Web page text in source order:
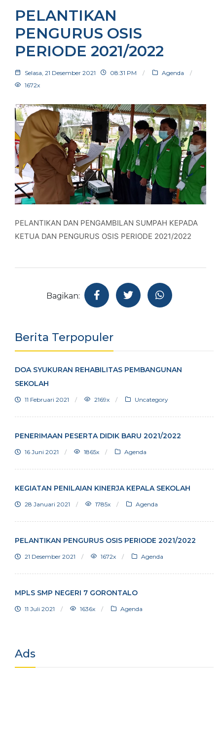
PELANTIKAN
PENGURUS OSIS
PERIODE 2021/2022
Selasa, 21 Desember 2021 08:31 PM
Agenda
1672x
PELANTIKAN DAN PENGAMBILAN SUMPAH KEPADA
KETUA DAN PENGURUS OSIS PERIODE 2021/2022
Bagikan:
Berita Terpopuler
DOA SYUKURAN REHABILITAS PEMBANGUNAN
SEKOLAH
11 Februari 2021 2169x Uncategory
PENERIMAAN PESERTA DIDIK BARU 2021/2022
16 Juni 2021 1865x Agenda
KEGIATAN PENILAIAN KINERJA KEPALA SEKOLAH
28 Januari 2021 1785x Agenda
PELANTIKAN PENGURUS OSIS PERIODE 2021/2022
21 Desember 2021 1672x Agenda
MPLS SMP NEGERI 7 GORONTALO
11 Juli 2021 1636x Agenda
Ads